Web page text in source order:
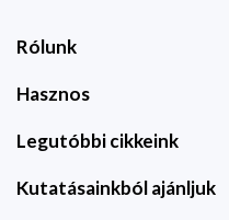
Rólunk
Hasznos
Legutóbbi cikkeink
Kutatásainkból ajánljuk